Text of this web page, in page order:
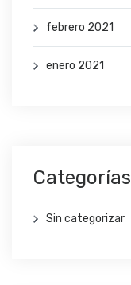
febrero 2021
enero 2021
Categorías
Sin categorizar